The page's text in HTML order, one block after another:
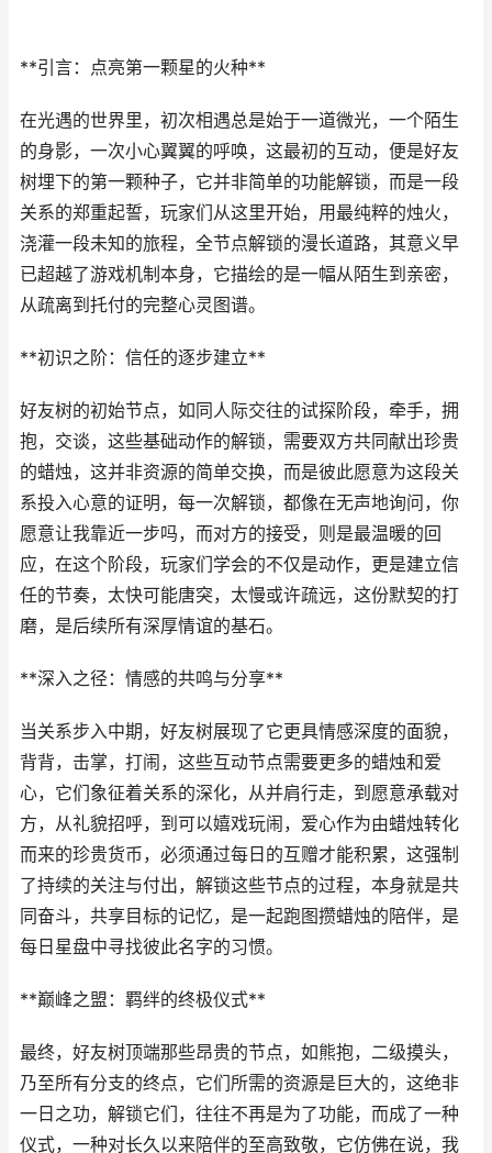
**引言：点亮第一颗星的火种**
在光遇的世界里，初次相遇总是始于一道微光，一个陌生
的身影，一次小心翼翼的呼唤，这最初的互动，便是好友
树埋下的第一颗种子，它并非简单的功能解锁，而是一段
关系的郑重起誓，玩家们从这里开始，用最纯粹的烛火，
浇灌一段未知的旅程，全节点解锁的漫长道路，其意义早
已超越了游戏机制本身，它描绘的是一幅从陌生到亲密，
从疏离到托付的完整心灵图谱。
**初识之阶：信任的逐步建立**
好友树的初始节点，如同人际交往的试探阶段，牵手，拥
抱，交谈，这些基础动作的解锁，需要双方共同献出珍贵
的蜡烛，这并非资源的简单交换，而是彼此愿意为这段关
系投入心意的证明，每一次解锁，都像在无声地询问，你
愿意让我靠近一步吗，而对方的接受，则是最温暖的回
应，在这个阶段，玩家们学会的不仅是动作，更是建立信
任的节奏，太快可能唐突，太慢或许疏远，这份默契的打
磨，是后续所有深厚情谊的基石。
**深入之径：情感的共鸣与分享**
当关系步入中期，好友树展现了它更具情感深度的面貌，
背背，击掌，打闹，这些互动节点需要更多的蜡烛和爱
心，它们象征着关系的深化，从并肩行走，到愿意承载对
方，从礼貌招呼，到可以嬉戏玩闹，爱心作为由蜡烛转化
而来的珍贵货币，必须通过每日的互赠才能积累，这强制
了持续的关注与付出，解锁这些节点的过程，本身就是共
同奋斗，共享目标的记忆，是一起跑图攒蜡烛的陪伴，是
每日星盘中寻找彼此名字的习惯。
**巅峰之盟：羁绊的终极仪式**
最终，好友树顶端那些昂贵的节点，如熊抱，二级摸头，
乃至所有分支的终点，它们所需的资源是巨大的，这绝非
一日之功，解锁它们，往往不再是为了功能，而成了一种
仪式，一种对长久以来陪伴的至高致敬，它仿佛在说，我